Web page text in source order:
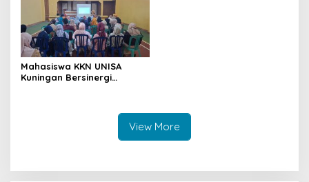
Mahasiswa KKN UNISA
Kuningan Bersinergi
View More